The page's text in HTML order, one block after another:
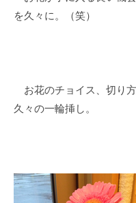
i
j
p
を久々に。（笑）
お花のチョイス、切り
久々の一輪挿し。